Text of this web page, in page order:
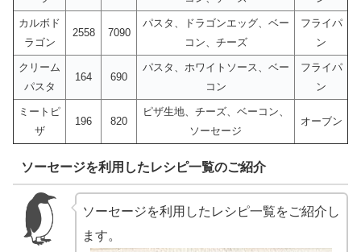
カルボド
ラゴン
2558 7090
パスタ、ドラゴンエッグ、ベー
コン、チーズ
フライパ
ン
クリーム
パスタ
164 690
パスタ、ホワイトソース、ベー
コン
フライパ
ン
ミートピ
ザ
196 820
ピザ生地、チーズ、ベーコン、
ソーセージ
オーブン
ソーセージを利用したレシピ一覧のご紹介
ソーセージを利用したレシピ一覧をご紹介し
ます。